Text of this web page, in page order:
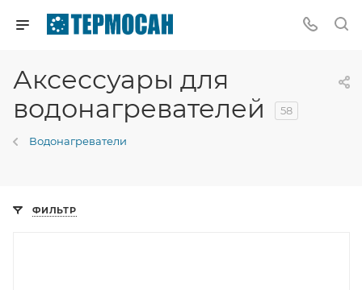
Аксессуары для
водонагревателей
58
Водонагреватели
ФИЛЬТР